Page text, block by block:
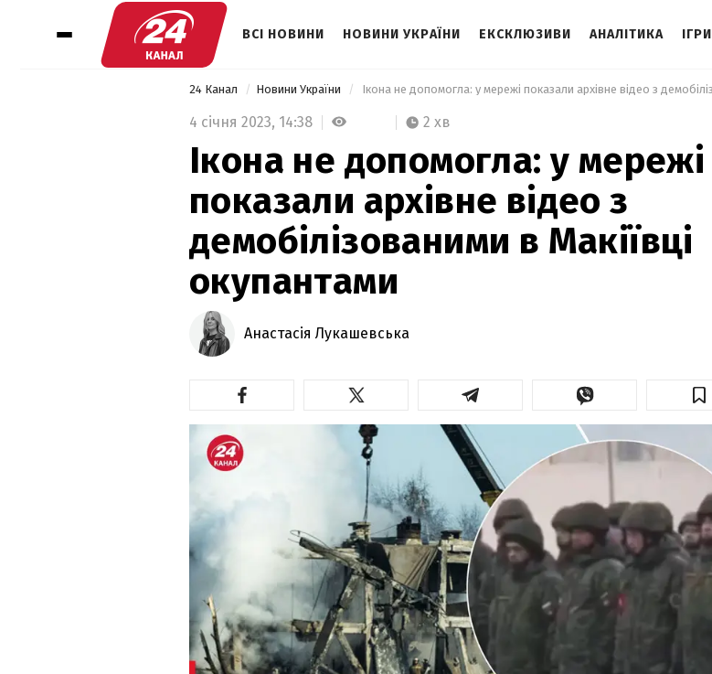
ВСІ НОВИНИ НОВИНИ УКРАЇНИ ЕКСКЛЮЗИВИ АНАЛІТИКА ІГРИ
24 Канал Новини України
4 січня 2023, 14:38 2 хв
Ікона не допомогла: у мережі
показали архівне відео з
демобілізованими в Макіївці
окупантами
Анастасія Лукашевська